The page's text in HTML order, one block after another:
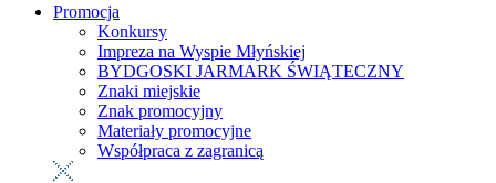
Promocja
Konkursy
Impreza na Wyspie Młyńskiej
BYDGOSKI JARMARK ŚWIĄTECZNY
Znaki miejskie
Znak promocyjny
Materiały promocyjne
Współpraca z zagranicą